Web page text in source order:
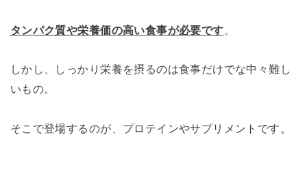
タンパク質や栄養価の高い食事が必要です
しかし、しっかり栄養を摂るのは食事だけでな中々難し
いもの。
そこで登場するのが、プロテインやサプリメントです。